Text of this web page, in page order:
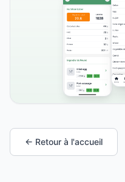
← Retour à l'accueil